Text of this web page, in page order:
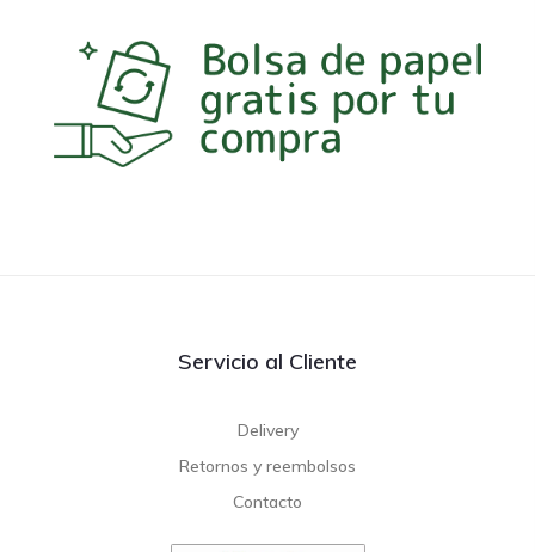
Servicio al Cliente
Delivery
Retornos y reembolsos
Contacto